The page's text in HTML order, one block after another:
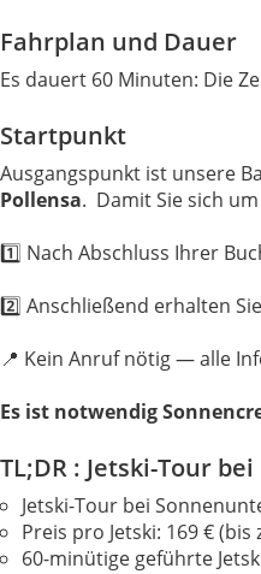
Fahrplan und Dauer
Es dauert 60 Minuten: Die
Startpunkt
Ausgangspunkt ist unsere
Pollensa. Damit Sie sich
1️⃣ Nach Abschluss Ihrer
2️⃣ Anschließend erhalten
📍 Kein Anruf nötig — alle
Es ist notwendig
TL;DR : Jetski-Tour
Jetski-Tour bei
Preis pro Jetski: 169 €
60-minütige geführte